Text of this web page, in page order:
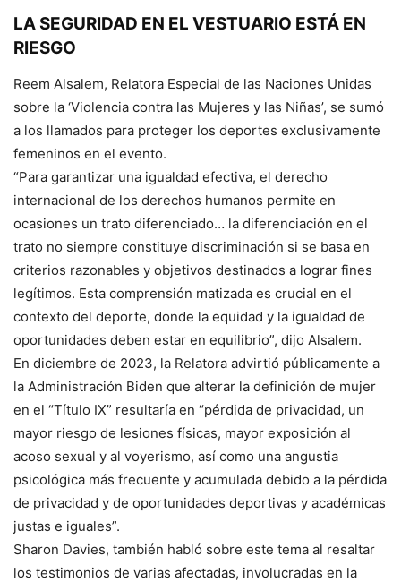
LA SEGURIDAD EN EL VESTUARIO ESTÁ EN
RIESGO
Reem Alsalem, Relatora Especial de las Naciones Unidas
sobre la ‘Violencia contra las Mujeres y las Niñas’, se sumó
a los llamados para proteger los deportes exclusivamente
femeninos en el evento.
“Para garantizar una igualdad efectiva, el derecho
internacional de los derechos humanos permite en
ocasiones un trato diferenciado… la diferenciación en el
trato no siempre constituye discriminación si se basa en
criterios razonables y objetivos destinados a lograr fines
legítimos. Esta comprensión matizada es crucial en el
contexto del deporte, donde la equidad y la igualdad de
oportunidades deben estar en equilibrio”, dijo Alsalem.
En diciembre de 2023, la Relatora advirtió públicamente a
la Administración Biden que alterar la definición de mujer
en el “Título IX” resultaría en “pérdida de privacidad, un
mayor riesgo de lesiones físicas, mayor exposición al
acoso sexual y al voyerismo, así como una angustia
psicológica más frecuente y acumulada debido a la pérdida
de privacidad y de oportunidades deportivas y académicas
justas e iguales”.
Sharon Davies, también habló sobre este tema al resaltar
los testimonios de varias afectadas, involucradas en la